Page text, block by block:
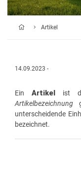
Artikel
14.09.2023 -
Ein Artikel ist
Artikelbezeichnung
unterscheidende
bezeichnet.